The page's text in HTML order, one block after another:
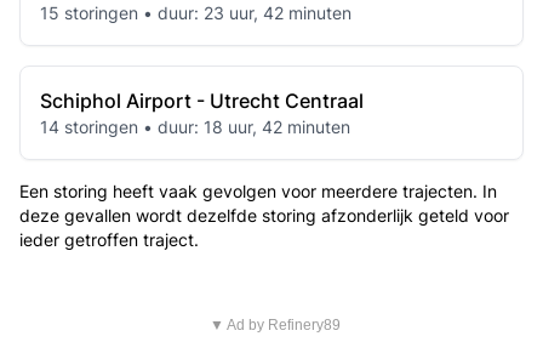
15 storingen • duur: 23 uur, 42 minuten
Schiphol Airport - Utrecht Centraal
14 storingen • duur: 18 uur, 42 minuten
Een storing heeft vaak gevolgen voor meerdere trajecten. In
deze gevallen wordt dezelfde storing afzonderlijk geteld voor
ieder getroffen traject.
▼ Ad by Refinery89